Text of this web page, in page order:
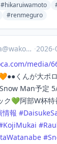
#hikaruiwamoto
#renmeguro
·2026-
media/
くんが大ポ
Man予定
ク💚阿部W杯
情報 #
KojiMukai #
#